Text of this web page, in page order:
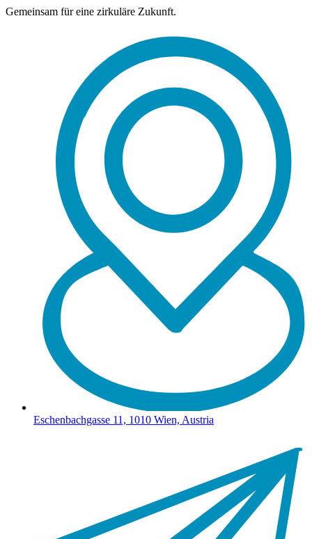
Gemeinsam für eine zirkuläre Zukunft.
Eschenbachgasse 11, 1010 Wien, Austria